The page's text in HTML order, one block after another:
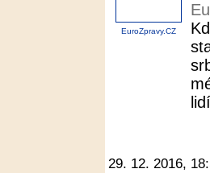
EuroZpravy.CZ
29. 12. 2016,